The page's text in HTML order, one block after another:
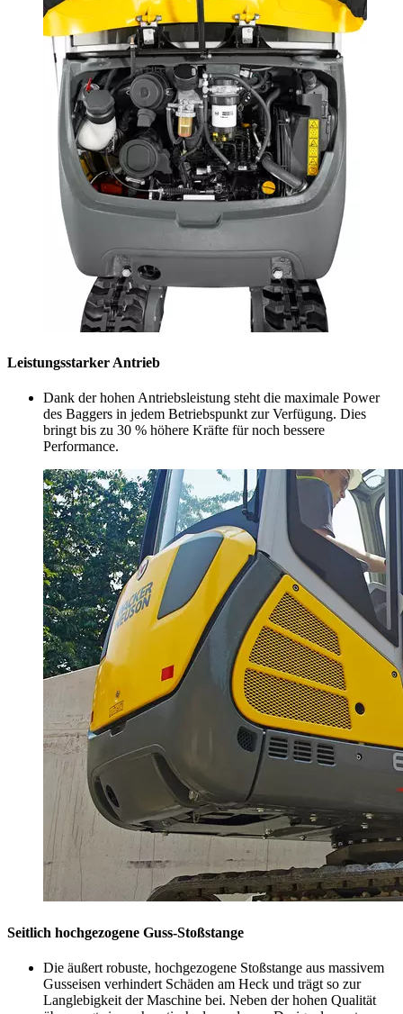
Leistungsstarker Antrieb
Dank der hohen Antriebsleistung steht die maximale Power
des Baggers in jedem Betriebspunkt zur Verfügung. Dies
bringt bis zu 30 % höhere Kräfte für noch bessere
Performance.
Seitlich hochgezogene Guss-Stoßstange
Die äußert robuste, hochgezogene Stoßstange aus massivem
Gusseisen verhindert Schäden am Heck und trägt so zur
Langlebigkeit der Maschine bei. Neben der hohen Qualität